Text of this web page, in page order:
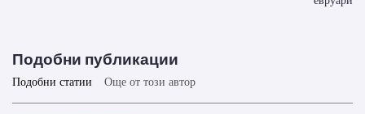
Подобни публикации
Подобни статии Още от този автор